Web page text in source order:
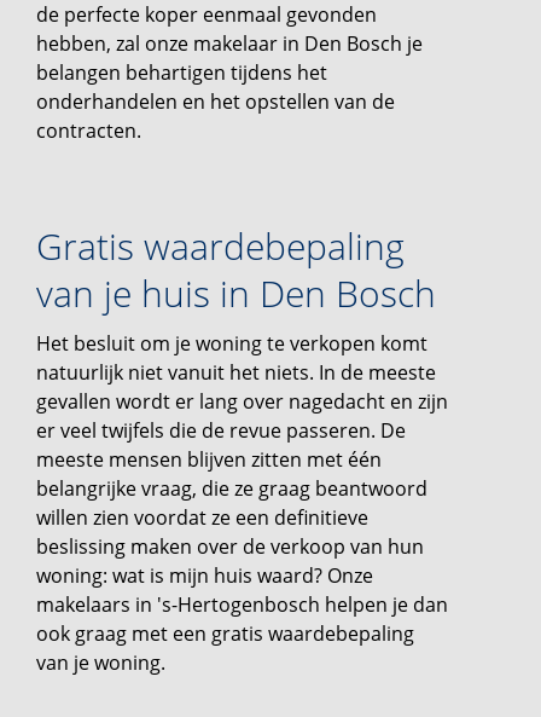
de perfecte koper eenmaal gevonden
hebben, zal onze makelaar in Den Bosch je
belangen behartigen tijdens het
onderhandelen en het opstellen van de
contracten.
Gratis waardebepaling
van je huis in Den Bosch
Het besluit om je woning te verkopen komt
natuurlijk niet vanuit het niets. In de meeste
gevallen wordt er lang over nagedacht en zijn
er veel twijfels die de revue passeren. De
meeste mensen blijven zitten met één
belangrijke vraag, die ze graag beantwoord
willen zien voordat ze een definitieve
beslissing maken over de verkoop van hun
woning: wat is mijn huis waard? Onze
makelaars in 's-Hertogenbosch helpen je dan
ook graag met een gratis waardebepaling
van je woning.